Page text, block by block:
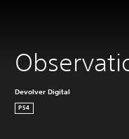
Devolver Digital
PS4